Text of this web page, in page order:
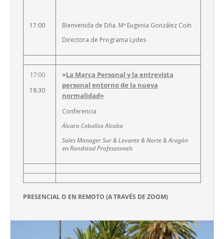
17:00
Bienvenida de Dña. Mª Eugenia González Coín
Directora de Programa Lydes
17:00
18:30
«La Marca Personal y la entrevista
personal entorno de la nueva
normalidad»
Conferencia
Álvaro Ceballos Alcoba
Sales Manager Sur & Levante & Norte & Aragón
en Randstad Professionals
PRESENCIAL O EN REMOTO (A TRAVÉS DE ZOOM)